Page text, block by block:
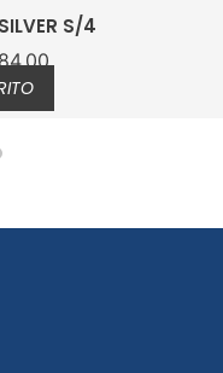
LALANA FLORAL SET 4
88.00
AÑADIR AL CARRITO